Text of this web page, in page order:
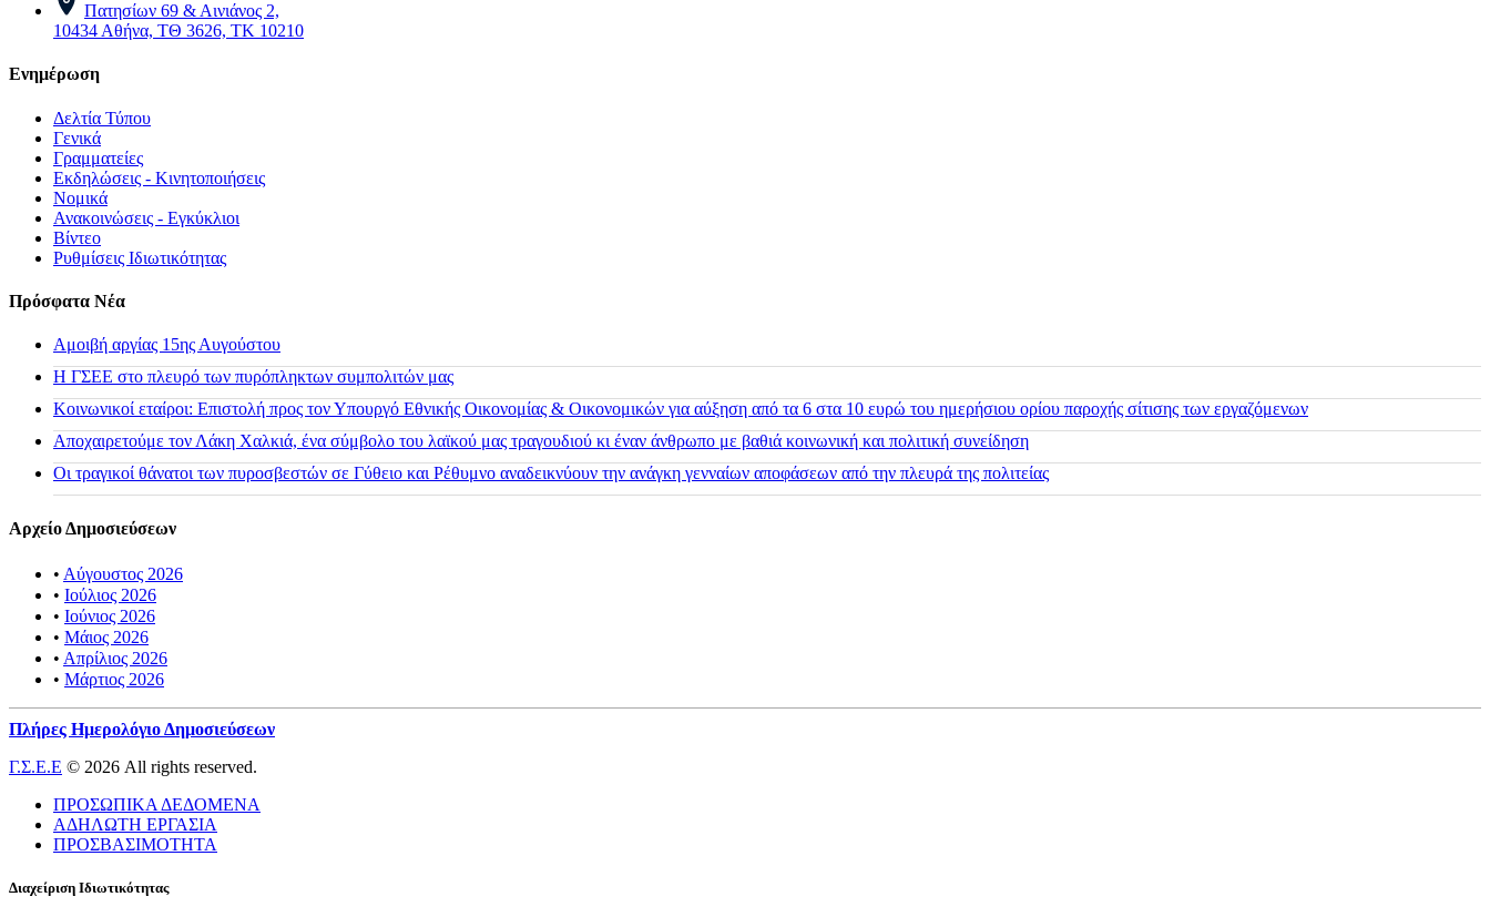
Πατησίων 69 & Αινιάνος 2,
10434 Αθήνα, ΤΘ 3626, ΤΚ 10210
Ενημέρωση
Δελτία Τύπου
Γενικά
Γραμματείες
Εκδηλώσεις - Κινητοποιήσεις
Νομικά
Ανακοινώσεις - Εγκύκλιοι
Βίντεο
Ρυθμίσεις Ιδιωτικότητας
Πρόσφατα Νέα
Αμοιβή αργίας 15ης Αυγούστου
H ΓΣΕΕ στο πλευρό των πυρόπληκτων συμπολιτών μας
Κοινωνικοί εταίροι: Επιστολή προς τον Υπουργό Εθνικής Οικονομίας & Οικονομικών για αύξηση από τα 6 στα 10 ευρώ του ημερήσιου ορίου παροχής σίτισης των εργαζόμενων
Αποχαιρετούμε τον Λάκη Χαλκιά, ένα σύμβολο του λαϊκού μας τραγουδιού κι έναν άνθρωπο με βαθιά κοινωνική και πολιτική συνείδηση
Οι τραγικοί θάνατοι των πυροσβεστών σε Γύθειο και Ρέθυμνο αναδεικνύουν την ανάγκη γενναίων αποφάσεων από την πλευρά της πολιτείας
Αρχείο Δημοσιεύσεων
• Αύγουστος 2026
• Ιούλιος 2026
• Ιούνιος 2026
• Μάιος 2026
• Απρίλιος 2026
• Μάρτιος 2026
Πλήρες Ημερολόγιο Δημοσιεύσεων
Γ.Σ.Ε.Ε © 2026 All rights reserved.
ΠΡΟΣΩΠΙΚΑ ΔΕΔΟΜΕΝΑ
ΑΔΗΛΩΤΗ ΕΡΓΑΣΙΑ
ΠΡΟΣΒΑΣΙΜΟΤΗΤΑ
Διαχείριση Ιδιωτικότητας